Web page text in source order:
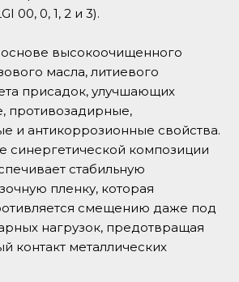
00, 0, 1, 2 и 3).
высокоочищенного
масла, литиевого
присадок, улучшающих
противозадирные,
и антикоррозионные свойства.
синергетической композиции
стабильную
пленку, которая
смещению даже под
нагрузок, предотвращая
контакт металлических